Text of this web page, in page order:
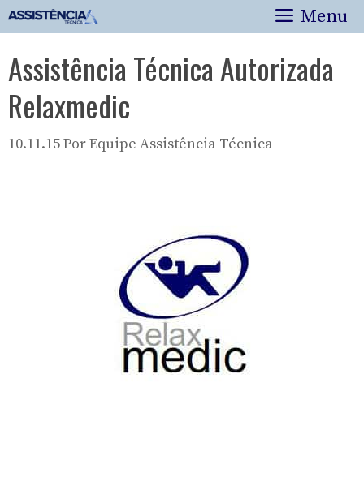
Pular
para
conteúdo
Menu
Assistência Técnica Autorizada
Relaxmedic
10.11.15PorEquipe Assistência Técnica